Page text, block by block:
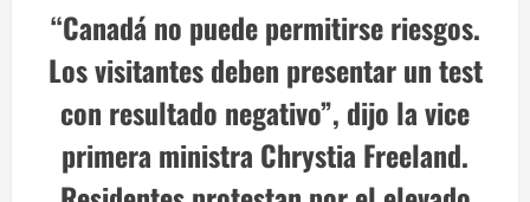
“Canadá no puede permitirse riesgos.
Los visitantes deben presentar un test
con resultado negativo”, dijo la vice
primera ministra Chrystia Freeland.